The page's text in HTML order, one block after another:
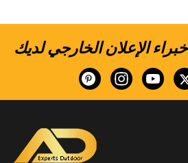
خبراء الإعلان الخارجي لديك